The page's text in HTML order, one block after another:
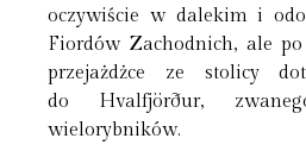
oczywiście w dalekim i
Fiordów Zachodnich, ale
przejażdżce ze stolicy
do Hvalfjörður,
wielorybników.